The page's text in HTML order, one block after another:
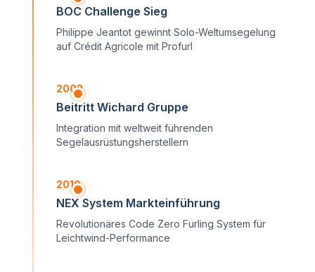
BOC Challenge Sieg
Philippe Jeantot gewinnt Solo-Weltumsegelung
auf Crédit Agricole mit Profurl
2002
Beitritt Wichard Gruppe
Integration mit weltweit führenden
Segelausrüstungsherstellern
2010
NEX System Markteinführung
Revolutionäres Code Zero Furling System für
Leichtwind-Performance